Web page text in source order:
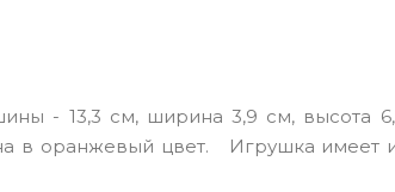
- 13,3 см, ширина 3,9 см, высота
в оранжевый цвет. Игрушка имеет